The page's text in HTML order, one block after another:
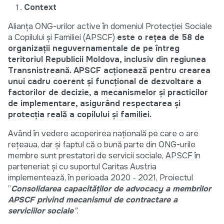
Context
Alianța ONG-urilor active în domeniul Protecției Sociale
a Copilului și Familiei (APSCF) este o rețea de 58 de
organizații neguvernamentale de pe întreg
teritoriul Republicii Moldova, inclusiv din regiunea
Transnistreană. APSCF acționează pentru crearea
unui cadru coerent și funcțional de dezvoltare a
factorilor de decizie, a mecanismelor și practicilor
de implementare, asigurând respectarea și
protecția reală a copilului și familiei.
Având în vedere acoperirea națională pe care o are
rețeaua, dar și faptul că o bună parte din ONG-urile
membre sunt prestatori de servicii sociale, APSCF în
parteneriat și cu suportul Caritas Austria
implementează, în perioada 2020 - 2021, Proiectul
”Consolidarea capacităților de advocacy a membrilor
APSCF privind mecanismul de contractare a
serviciilor sociale”.